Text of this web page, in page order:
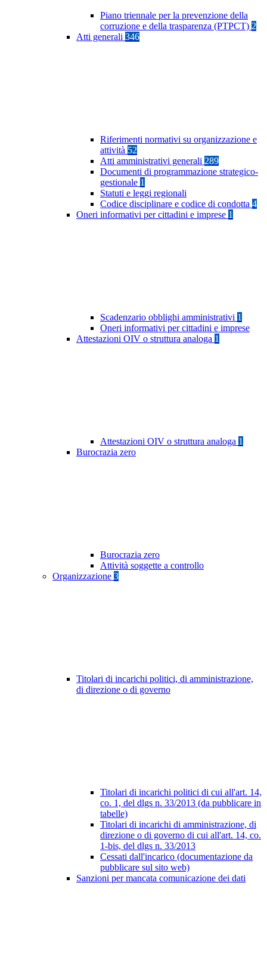
Piano triennale per la prevenzione della
corruzione e della trasparenza (PTPCT) 2
Atti generali 346
Riferimenti normativi su organizzazione e
attività 52
Atti amministrativi generali 289
Documenti di programmazione strategico-
gestionale 1
Statuti e leggi regionali
Codice disciplinare e codice di condotta 4
Oneri informativi per cittadini e imprese 1
Scadenzario obblighi amministrativi 1
Oneri informativi per cittadini e imprese
Attestazioni OIV o struttura analoga 1
Attestazioni OIV o struttura analoga 1
Burocrazia zero
Burocrazia zero
Attività soggette a controllo
Organizzazione 3
Titolari di incarichi politici, di amministrazione,
di direzione o di governo
Titolari di incarichi politici di cui all'art. 14,
co. 1, del dlgs n. 33/2013 (da pubblicare in
tabelle)
Titolari di incarichi di amministrazione, di
direzione o di governo di cui all'art. 14, co.
1-bis, del dlgs n. 33/2013
Cessati dall'incarico (documentazione da
pubblicare sul sito web)
Sanzioni per mancata comunicazione dei dati